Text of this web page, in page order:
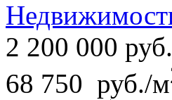
2 200 000 руб.
68 750 руб./м